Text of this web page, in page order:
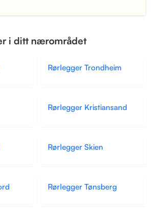
i ditt nærområdet
Rørlegger Trondheim
Rørlegger Kristiansand
Rørlegger Skien
Rørlegger Tønsberg